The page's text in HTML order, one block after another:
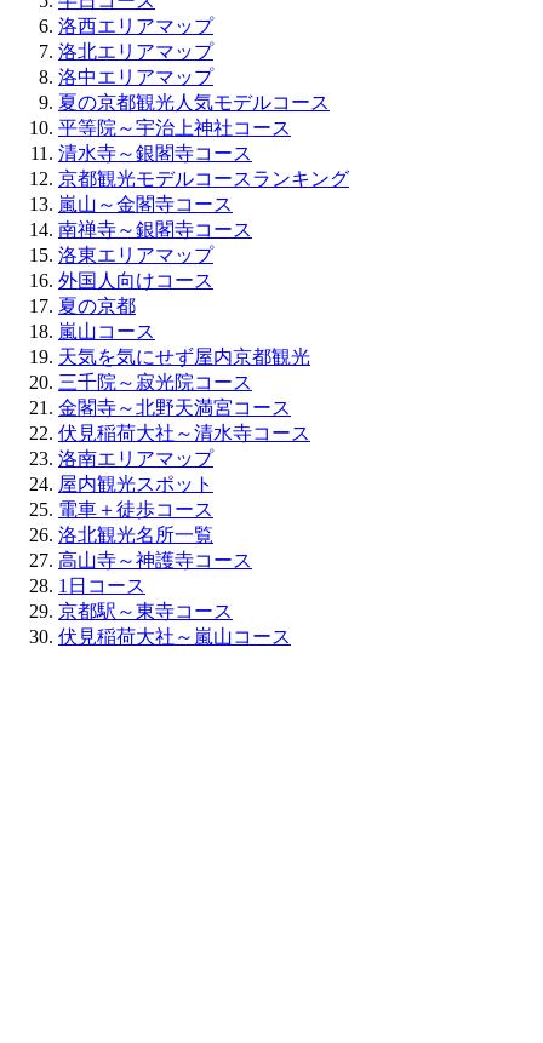
洛西エリアマップ
洛北エリアマップ
洛中エリアマップ
夏の京都観光人気モデルコース
平等院～宇治上神社コース
清水寺～銀閣寺コース
京都観光モデルコースランキング
嵐山～金閣寺コース
南禅寺～銀閣寺コース
洛東エリアマップ
外国人向けコース
夏の京都
嵐山コース
天気を気にせず屋内京都観光
三千院～寂光院コース
金閣寺～北野天満宮コース
伏見稲荷大社～清水寺コース
洛南エリアマップ
屋内観光スポット
電車＋徒歩コース
洛北観光名所一覧
高山寺～神護寺コース
1日コース
京都駅～東寺コース
伏見稲荷大社～嵐山コース